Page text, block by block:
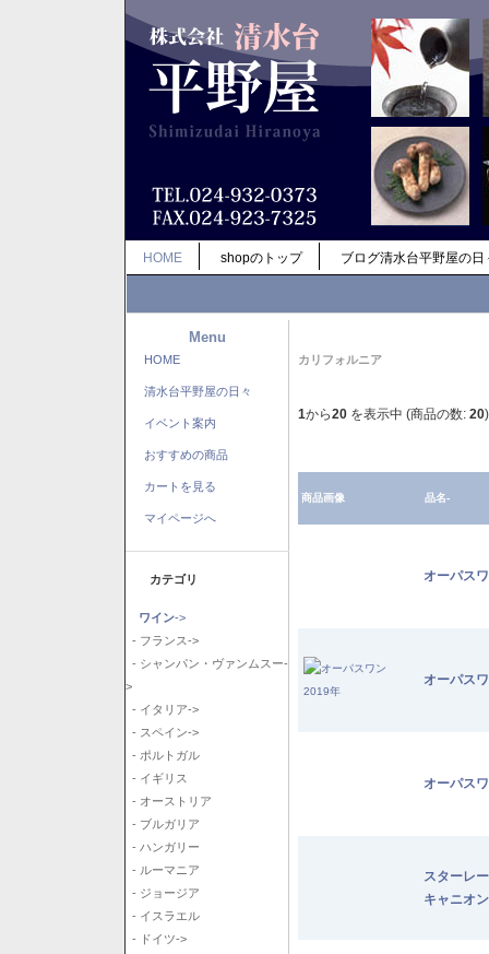
HOME shopのトップ ブログ清水台平野屋の日
Menu
HOME
清水台平野屋の日々
イベント案内
おすすめの商品
カートを見る
マイページへ
カテゴリ
ワイン->
- フランス->
- シャンパン・ヴァンムスー-
>
- イタリア->
- スペイン->
- ポルトガル
- イギリス
- オーストリア
- ブルガリア
- ハンガリー
- ルーマニア
- ジョージア
- イスラエル
- ドイツ->
カリフォルニア
1から20 を表示中 (商品の数: 20)
商品画像 品名-
オーパス
オーパス
オーパス
スターレ
キャニオ